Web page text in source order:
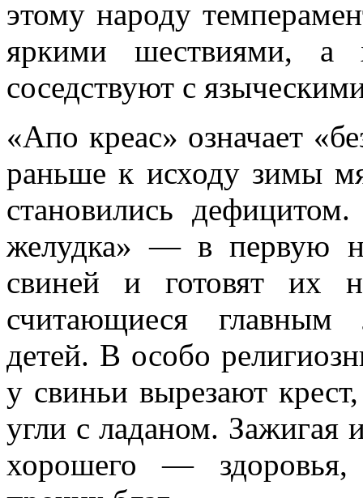
этому народу
яркими шествиями, а
соседствуют с
«Апо креас» означает
раньше к исходу зимы
становились
желудка» — в первую
свиней и готовят их
считающиеся главным
детей. В особо
у свиньи вырезают
угли с ладаном. Зажигая
хорошего — здоровья,